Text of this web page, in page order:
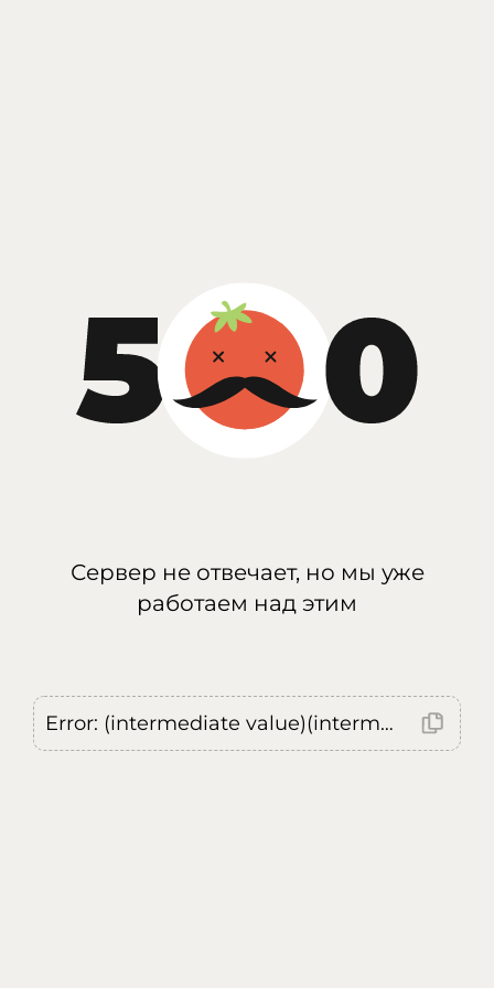
Сервер не отвечает, но мы уже
работаем над этим
Error: (intermediate value)(intermediate value)(intermediate value).replaceAll is not a function